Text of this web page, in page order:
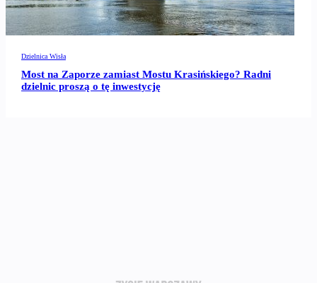
Dzielnica Wisła
Most na Zaporze zamiast Mostu Krasińskiego? Radni
dzielnic proszą o tę inwestycję